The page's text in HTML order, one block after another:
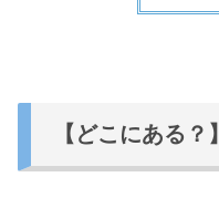
【どこにある？】